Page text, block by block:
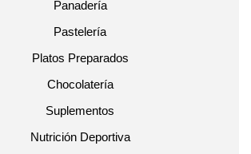
Panadería
Pastelería
Platos Preparados
Chocolatería
Suplementos
Nutrición Deportiva